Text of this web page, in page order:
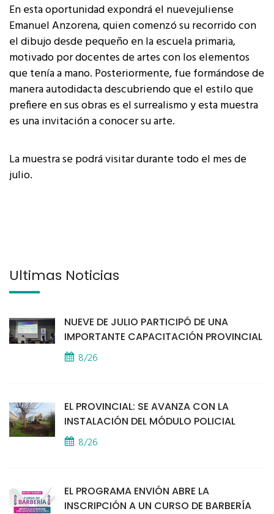
En esta oportunidad expondrá el nuevejuliense
Emanuel Anzorena, quien comenzó su recorrido con
el dibujo desde pequeño en la escuela primaria,
motivado por docentes de artes con los elementos
que tenía a mano. Posteriormente, fue formándose de
manera autodidacta descubriendo que el estilo que
prefiere en sus obras es el surrealismo y esta muestra
es una invitación a conocer su arte.
La muestra se podrá visitar durante todo el mes de
julio.
Últimas Noticias
NUEVE DE JULIO PARTICIPÓ DE UNA
IMPORTANTE CAPACITACIÓN PROVINCIAL
8/26
EL PROVINCIAL: SE AVANZA CON LA
INSTALACIÓN DEL MÓDULO POLICIAL
8/26
EL PROGRAMA ENVIÓN ABRE LA
INSCRIPCIÓN A UN CURSO DE BARBERÍA